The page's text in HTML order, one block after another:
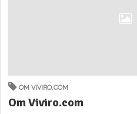
OM VIVIRO.COM
Om Viviro.com